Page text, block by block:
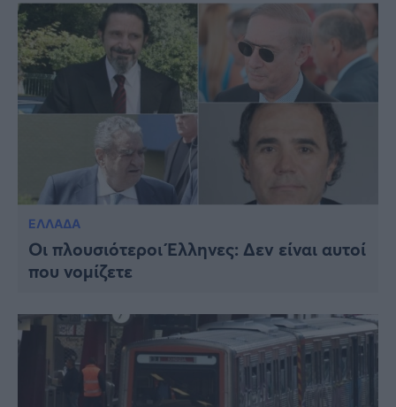
ΕΛΛΑΔΑ
Οι πλουσιότεροι Έλληνες: Δεν είναι αυτοί
που νομίζετε